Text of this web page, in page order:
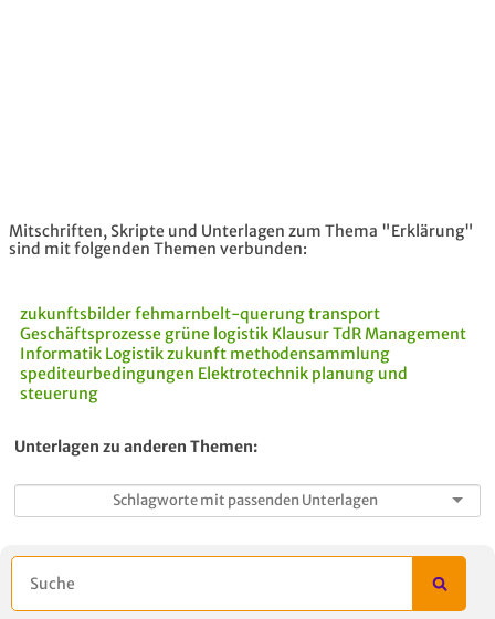
Mitschriften, Skripte und Unterlagen zum Thema "Erklärung"
sind mit folgenden Themen verbunden:
zukunftsbilderfehmarnbelt-querungtransport
Geschäftsprozessegrüne logistik KlausurTdRManagement
Informatik Logistikzukunft methodensammlung
spediteurbedingungen Elektrotechnik planung und
steuerung
Unterlagen zu anderen Themen: